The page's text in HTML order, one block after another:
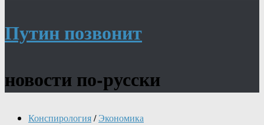
Путин позвонит
новости по-русски
Конспирология/ Экономика